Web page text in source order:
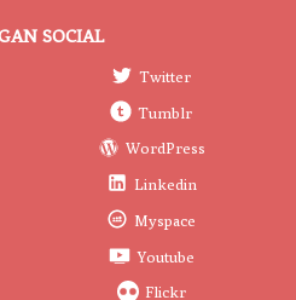
SOCIAL
Twitter
Tumblr
WordPress
Linkedin
Myspace
Youtube
Flickr